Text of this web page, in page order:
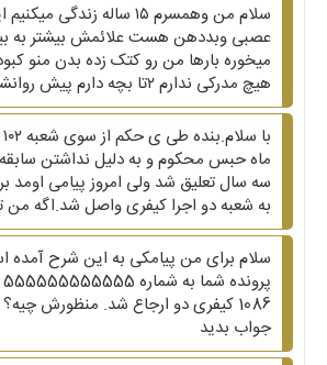
سلام من وهمسرم ۱۵ ساله
عصبی وبددهن هست علائمش بیشتر به
میخوره بارها من رو کتک زده بدن منو
هیچ مدرکی ندارم ۲تا بچه دارم پیش روانشناس ر...
ماه حبس محکوم و به دلیل نداشتن
سه سال تعلیق شد ولی امروز پیامی اومد
به شعبه دو اجرا کیفری واصل شد.اگه من
سلام برای من پیامکی به این شرح
1086 کیفری دو ارجاع شد. منظورش
جواب بدید